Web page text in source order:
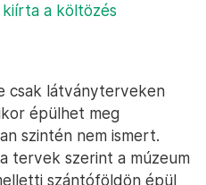
kiírta a költözés
csak látványterveken
épülhet meg
szintén nem ismert.
tervek szerint a múzeum
szántóföldön épül